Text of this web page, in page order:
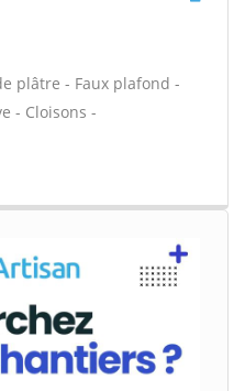
plâtre - Faux plafond -
- Cloisons -